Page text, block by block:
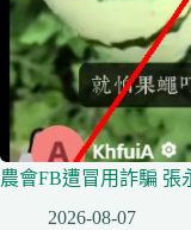
農會FB遭冒用詐騙 張
2026-08-07